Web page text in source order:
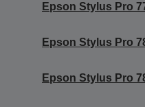
Epson Stylus Pro
Epson Stylus Pro
Epson Stylus Pro